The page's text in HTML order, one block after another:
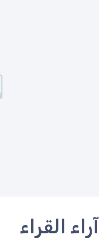
آراء القراء